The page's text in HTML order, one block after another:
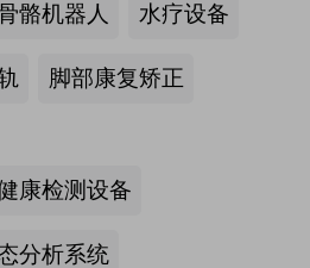
骼机器人 水疗设备
脚部康复矫正
康检测设备
分析系统
动轮椅-海尔智慧康养